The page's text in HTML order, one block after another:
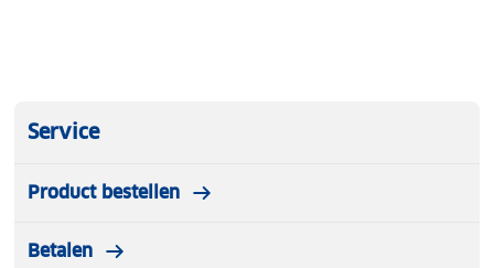
Service
Product bestellen
Betalen